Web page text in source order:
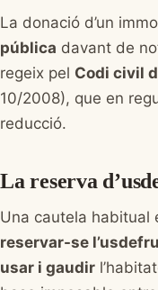
La donació d’un
pública davant de
regeix pel Codi civil
10/2008), que en
reducció.
La reserva
Una cautela habitual
reservar-se
usar i gaudir